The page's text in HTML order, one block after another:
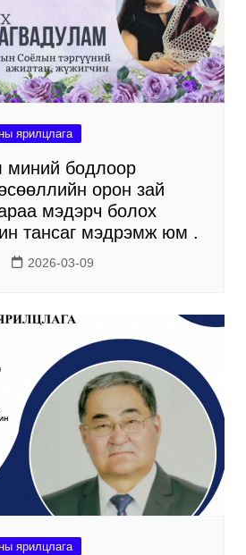
ярилцлага
миний бодлоор
орон зай
мэдэрч болох
тансаг мэдрэмж юм .
2026-03-09
ярилцлага